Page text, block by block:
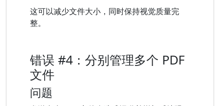
这可以减少文件大小，同时保持视觉质量完
整。
错误 #4：分别管理多个 PDF
文件
问题